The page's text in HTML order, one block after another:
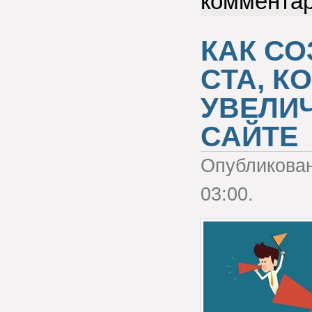
КАК
СТА,
САЙТЕ
03:00.